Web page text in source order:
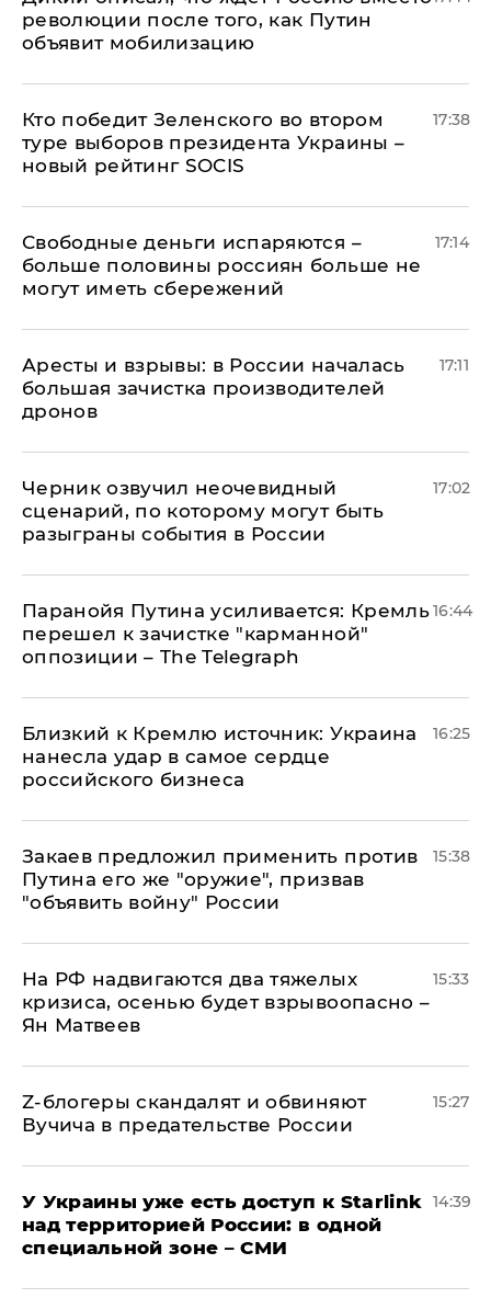
революции после того, как Путин
объявит мобилизацию
Кто победит Зеленского во втором
туре выборов президента Украины –
новый рейтинг SOCIS
17:38
Свободные деньги испаряются –
больше половины россиян больше не
могут иметь сбережений
17:14
Аресты и взрывы: в России началась
большая зачистка производителей
дронов
17:11
Черник озвучил неочевидный
сценарий, по которому могут быть
разыграны события в России
17:02
Паранойя Путина усиливается: Кремль
перешел к зачистке "карманной"
оппозиции – The Telegraph
16:44
Близкий к Кремлю источник: Украина
нанесла удар в самое сердце
российского бизнеса
16:25
Закаев предложил применить против
Путина его же "оружие", призвав
"объявить войну" России
15:38
На РФ надвигаются два тяжелых
кризиса, осенью будет взрывоопасно –
Ян Матвеев
15:33
Z-блогеры скандалят и обвиняют
Вучича в предательстве России
15:27
У Украины уже есть доступ к Starlink
над территорией России: в одной
специальной зоне – СМИ
14:39